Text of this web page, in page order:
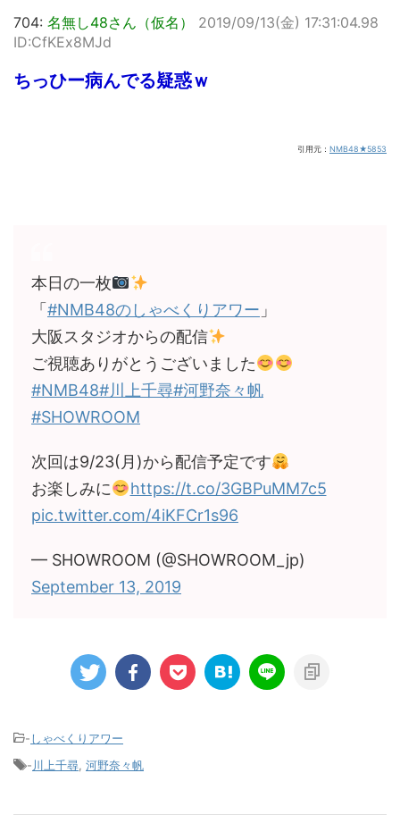
704: 名無し48さん（仮名）
2019/09/13(金) 17:31:04.98
ID:CfKEx8MJd
ちっひー病んでる疑惑ｗ
引用元： NMB48★5853
本日の一枚
「 #NMB48のしゃべくりアワー 」
大阪スタジオからの配信
ご視聴ありがとうございました
#NMB48#川上千尋#河野奈々帆
#SHOWROOM
次回は9/23(月)から配信予定です
お楽しみに
https://t.co/3GBPuMM7c5
pic.twitter.com/4iKFCr1s96
— SHOWROOM (@SHOWROOM_jp)
September 13, 2019
-しゃべくりアワー
-川上千尋 河野奈々帆